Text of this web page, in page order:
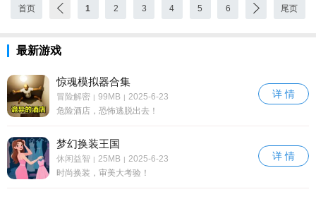
首页 1 2 3 4 5 6 尾页
最新游戏
惊魂模拟器合集
冒险解密 | 99MB | 2025-6-23
危险酒店，恐怖逃脱出去！
详 情
梦幻换装王国
休闲益智 | 25MB | 2025-6-23
时尚换装，审美大考验！
详 情